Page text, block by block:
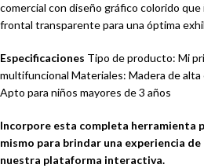
comercial con diseño gráfico colorido
frontal transparente para una óptima
Especificaciones Tipo de producto: Mi
multifuncional Materiales: Madera de alta
Apto para niños mayores de 3 años
Incorpore esta completa herramienta
mismo para brindar una experiencia
nuestra plataforma interactiva.